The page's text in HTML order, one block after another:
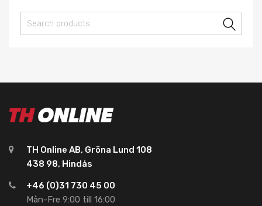
TH Online AB, Gröna Lund 108
438 98, Hindås
+46 (0)31 730 45 00
Mån-Fre 9:00 till 16:00